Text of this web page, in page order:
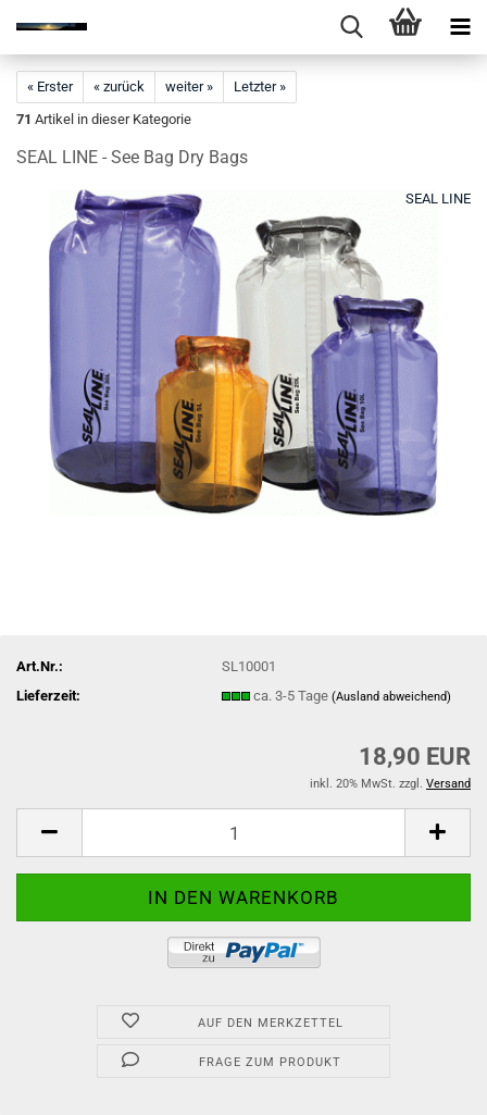
« Erster « zurück weiter »
Letzter »
71 Artikel in dieser Kategorie
SEAL LINE - See Bag Dry Bags
SEAL LINE
Art.Nr.:
SL10001
Lieferzeit:
ca. 3-5 Tage(Ausland abweichend)
18,90 EUR
inkl. 20% MwSt. zzgl. Versand
AUF DEN MERKZETTEL
FRAGE ZUM PRODUKT